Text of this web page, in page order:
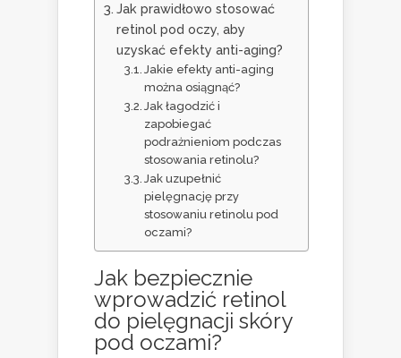
Jak prawidłowo stosować
retinol pod oczy, aby
uzyskać efekty anti-aging?
Jakie efekty anti-aging
można osiągnąć?
Jak łagodzić i
zapobiegać
podrażnieniom podczas
stosowania retinolu?
Jak uzupełnić
pielęgnację przy
stosowaniu retinolu pod
oczami?
Jak bezpiecznie
wprowadzić retinol
do pielęgnacji skóry
pod oczami?